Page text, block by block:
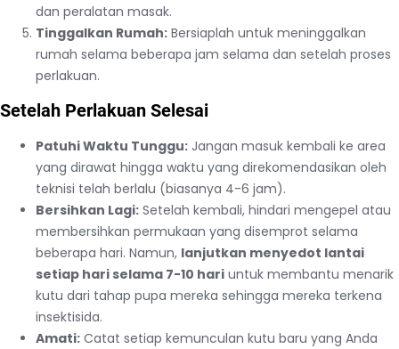
dan peralatan masak.
Tinggalkan Rumah: Bersiaplah untuk meninggalkan
rumah selama beberapa jam selama dan setelah proses
perlakuan.
Setelah Perlakuan Selesai
Patuhi Waktu Tunggu: Jangan masuk kembali ke area
yang dirawat hingga waktu yang direkomendasikan oleh
teknisi telah berlalu (biasanya 4-6 jam).
Bersihkan Lagi: Setelah kembali, hindari mengepel atau
membersihkan permukaan yang disemprot selama
beberapa hari. Namun, lanjutkan menyedot lantai
setiap hari selama 7-10 hari untuk membantu menarik
kutu dari tahap pupa mereka sehingga mereka terkena
insektisida.
Amati: Catat setiap kemunculan kutu baru yang Anda